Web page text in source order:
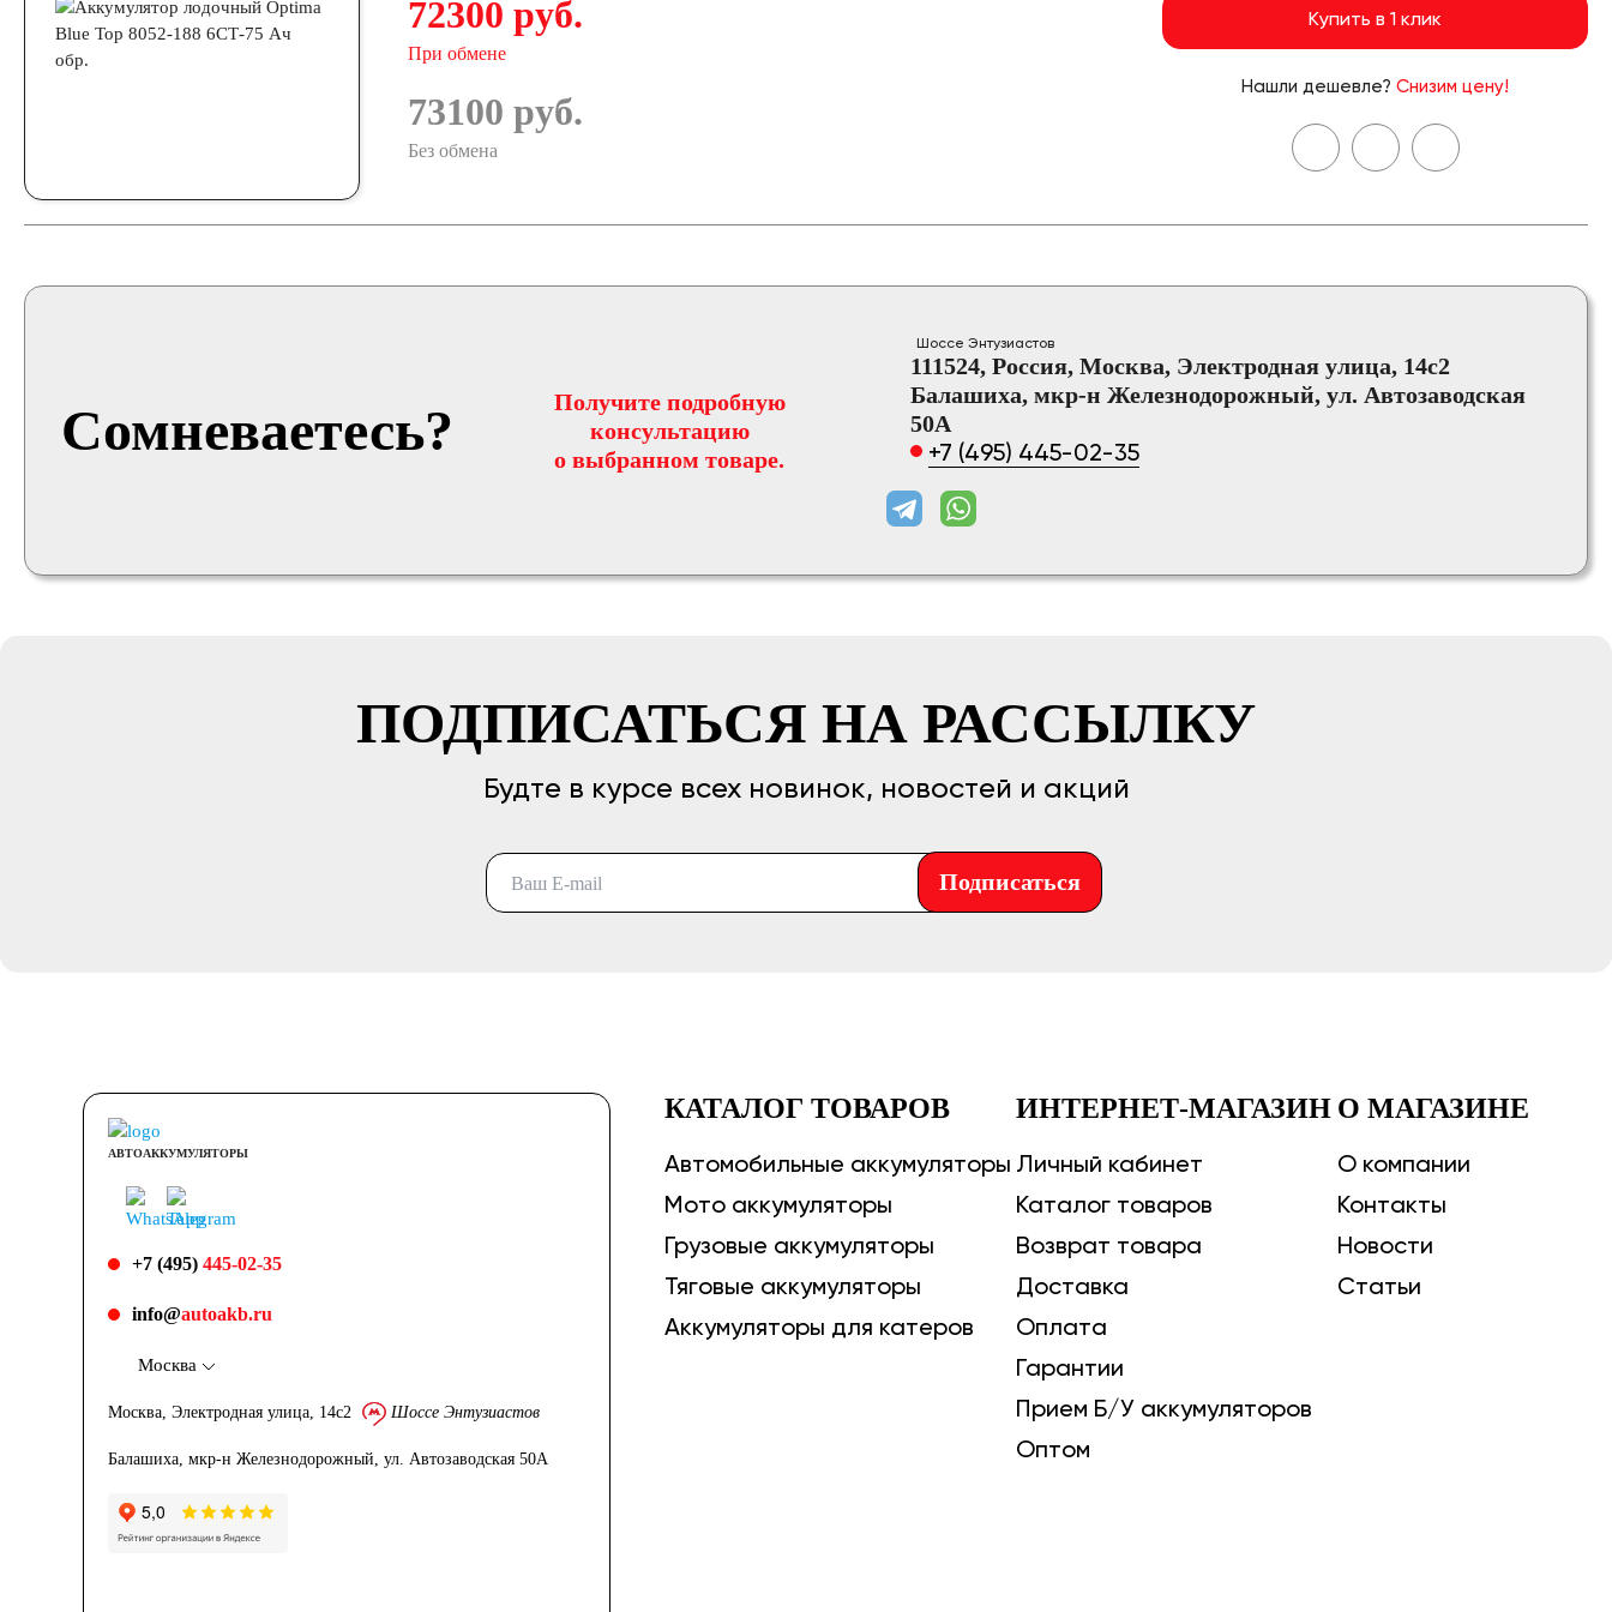
72300 руб.
При обмене
73100 руб.
Без обмена
Купить в 1 клик
Нашли дешевле? Снизим цену!
Сомневаетесь?
Получите подробную
консультацию
о выбранном товаре.
Шоссе Энтузиастов
111524, Россия, Москва, Электродная улица, 14с2
Балашиха, мкр-н Железнодорожный, ул. Автозаводская
50А
+7 (495) 445-02-35
ПОДПИСАТЬСЯ НА РАССЫЛКУ
Будте в курсе всех новинок, новостей и акций
Подписаться
АВТОАККУМУЛЯТОРЫ
+7 (495) 445-02-35
info@autoakb.ru
Москва
Москва, Электродная улица, 14с2 Шоссе Энтузиастов
Балашиха, мкр-н Железнодорожный, ул. Автозаводская 50А
КАТАЛОГ ТОВАРОВ
Автомобильные аккумуляторы
Мото аккумуляторы
Грузовые аккумуляторы
Тяговые аккумуляторы
Аккумуляторы для катеров
ИНТЕРНЕТ-МАГАЗИН
Личный кабинет
Каталог товаров
Возврат товара
Доставка
Оплата
Гарантии
Прием Б/У аккумуляторов
Оптом
О МАГАЗИНЕ
О компании
Контакты
Новости
Статьи